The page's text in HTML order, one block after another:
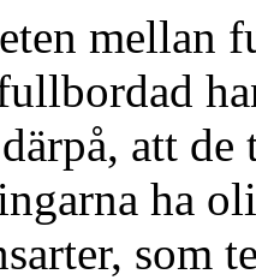
mellan
att de
ha
som